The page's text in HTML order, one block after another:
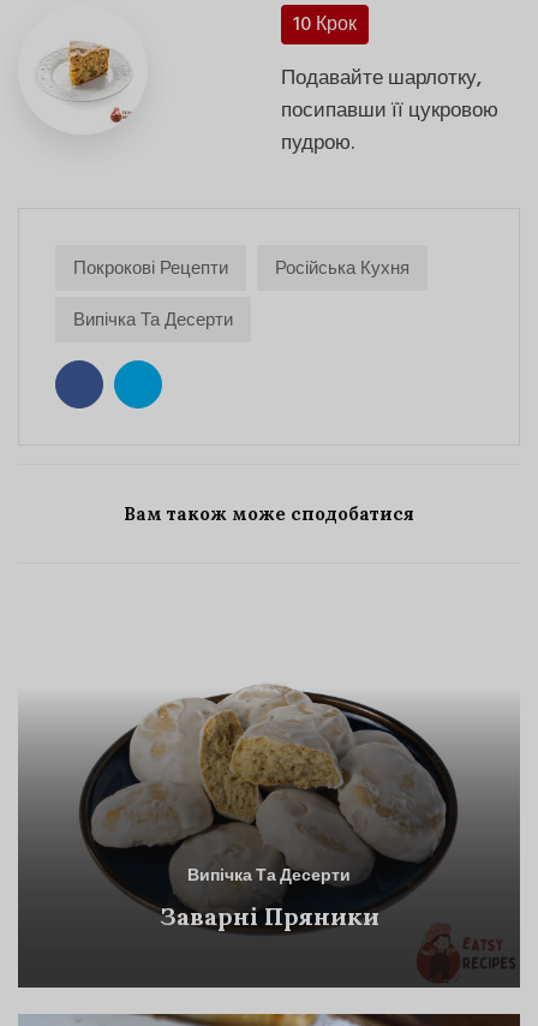
10 Крок
Подавайте шарлотку,
посипавши її цукровою
пудрою.
Покрокові Рецепти
Російська Кухня
Випічка Та Десерти
Вам також може сподобатися
Випічка Та Десерти
Заварні Пряники